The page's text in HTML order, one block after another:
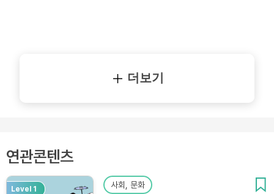
더보기
연관콘텐츠
Level 1 사회, 문화